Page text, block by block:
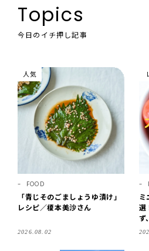
Topics
今日のイチ押し記事
人気
FOOD
「青じそのごましょうゆ漬け」
レシピ／榎本美沙さん
2026.08.02
ミ
選
ず
で